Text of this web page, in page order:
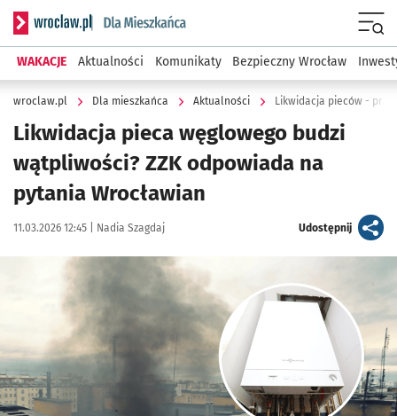
Serwis informacyjny wroclaw.pl podserwis: Dla mieszkańca
WAKACJE Aktualności Komunikaty Bezpieczny Wrocław
wroclaw.pl Dla mieszkańca Aktualności Likwidacja pieców -
Likwidacja pieca węglowego budzi
wątpliwości? ZZK odpowiada na
pytania Wrocławian
Data publikacji:
11.03.2026 12:45 | Autor:
Nadia Szagdaj Udostępnijartykuł
Kliknij, aby powiększyć